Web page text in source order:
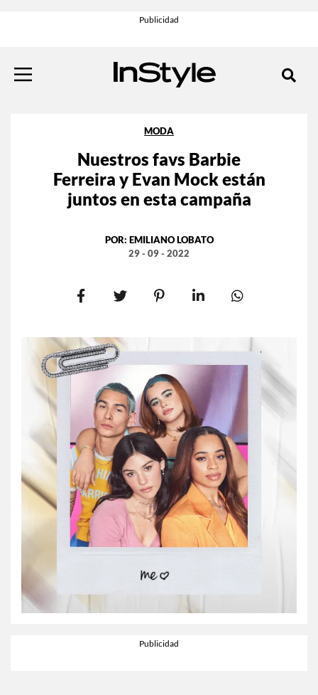
MODA
Nuestros favs Barbie
Ferreira y Evan Mock están
juntos en esta campaña
POR: EMILIANO LOBATO
29 - 09 - 2022